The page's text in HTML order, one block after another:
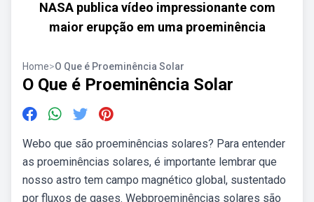
NASA publica vídeo impressionante com
maior erupção em uma proeminência
Home>O Que é Proeminência Solar
O Que é Proeminência Solar
Webo que são proeminências solares? Para entender
as proeminências solares, é importante lembrar que
nosso astro tem campo magnético global, sustentado
por fluxos de gases. Webproeminências solares são